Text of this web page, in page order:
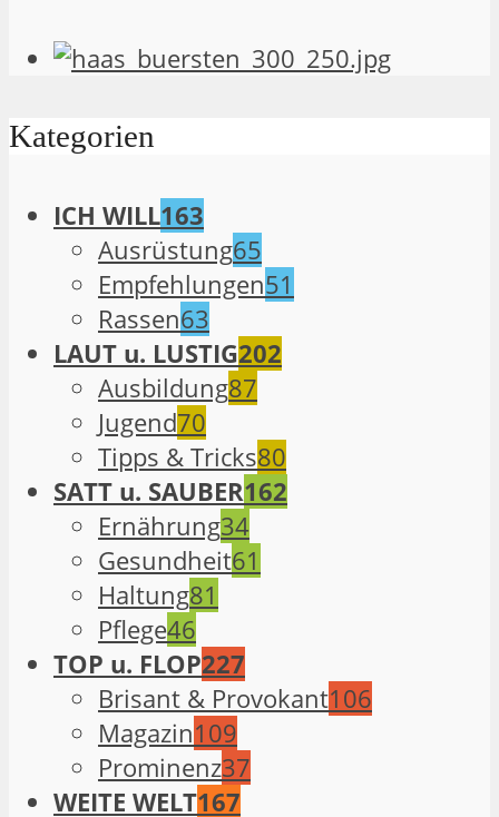
Kategorien
ICH WILL163
Ausrüstung65
Empfehlungen51
Rassen63
LAUT u. LUSTIG202
Ausbildung87
Jugend70
Tipps & Tricks80
SATT u. SAUBER162
Ernährung34
Gesundheit61
Haltung81
Pflege46
TOP u. FLOP227
Brisant & Provokant106
Magazin109
Prominenz37
WEITE WELT167